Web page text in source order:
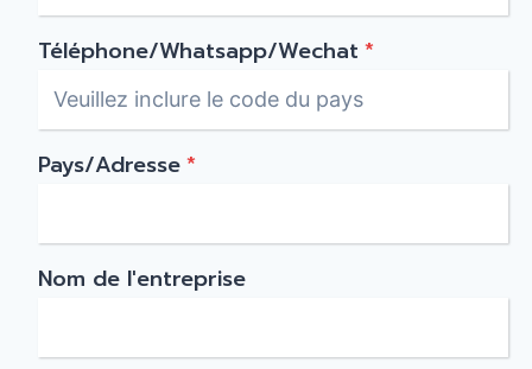
Téléphone/Whatsapp/Wechat *
Pays/Adresse*
Nom de l'entreprise